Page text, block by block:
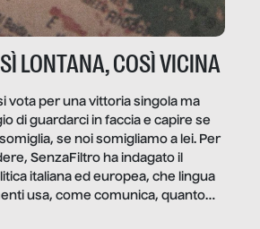
LONTANA, COSÌ VICINA
vota per una vittoria singola ma
di guardarci in faccia e capire se
se noi somigliamo a lei. Per
SenzaFiltro ha indagato il
italiana ed europea, che lingua
usa, come comunica, quanto